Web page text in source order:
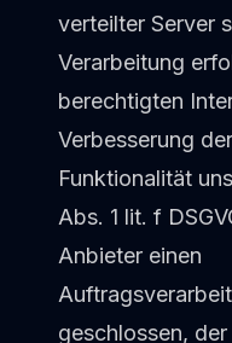
verteilter Server
Verarbeitung
berechtigten
Verbesserung
Funktionalität
Abs. 1 lit. f
Anbieter einen
geschlossen,